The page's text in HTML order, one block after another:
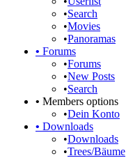
•Search
•Movies
•Panoramas
• Forums
•Forums
•New Posts
•Search
• Members options
•Dein Konto
• Downloads
•Downloads
•Trees/Bäume